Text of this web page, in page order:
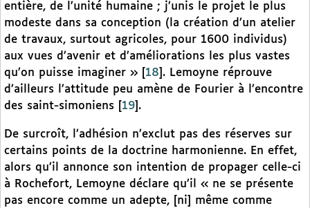
entière, de l’unité humaine ; j’unis le projet le plus
modeste dans sa conception (la création d’un atelier
de travaux, surtout agricoles, pour 1600 individus)
aux vues d’avenir et d’améliorations les plus vastes
qu’on puisse imaginer »
18 . Lemoyne réprouve
d’ailleurs l’attitude peu amène de Fourier à l’encontre
des saint-simoniens
19 .
De surcroît, l’adhésion n’exclut pas des réserves sur
certains points de la doctrine harmonienne. En effet,
alors qu’il annonce son intention de propager celle-ci
à Rochefort, Lemoyne déclare qu’il « ne se présente
pas encore comme un adepte, [ni] même comme